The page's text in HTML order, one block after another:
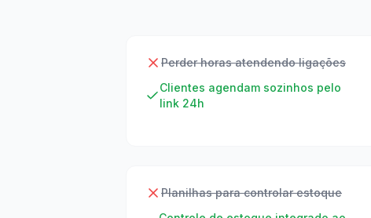
Perder horas atendendo ligações
Clientes agendam sozinhos pelo
link 24h
Planilhas para controlar estoque